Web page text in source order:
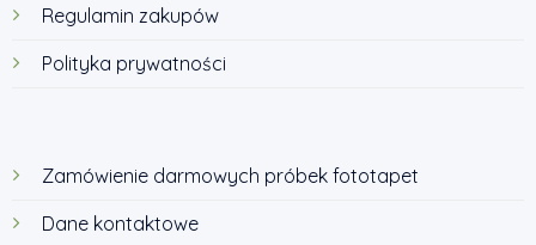
Regulamin zakupów
Polityka prywatności
Zamówienie darmowych próbek fototapet
Dane kontaktowe